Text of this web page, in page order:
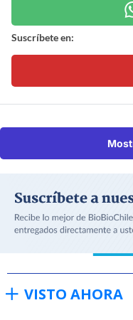
Suscríbete en:
VISTO AHORA